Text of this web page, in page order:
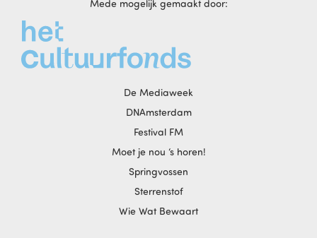
Mede mogelijk gemaakt door:
De Mediaweek
DNAmsterdam
Festival FM
Moet je nou ‘s horen!
Springvossen
Sterrenstof
Wie Wat Bewaart